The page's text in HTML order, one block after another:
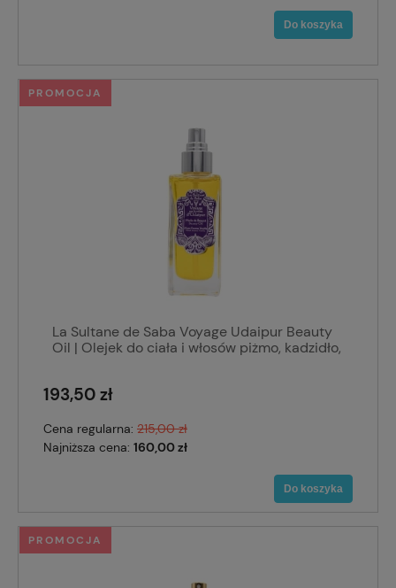
Do koszyka
La Sultane de Saba Voyage Udaipur Beauty
Oil | Olejek do ciała i włosów piżmo, kadzidło,
193,50 zł
Cena regularna: 215,00 zł
Najniższa cena: 160,00 zł
Do koszyka
PROMOCJA
PROMOCJA